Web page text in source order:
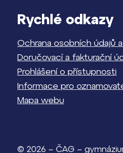
Rychlé odkazy
Ochrana osobních údajů
Doručovací a fakturační
Prohlášení o přístupnosti
Informace pro
Mapa webu
© 2026 – ČAG –